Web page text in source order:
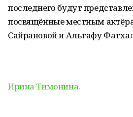
последнего будут
посвящённые местным
Сайрановой и Альтафу
Ирина Тимонина.